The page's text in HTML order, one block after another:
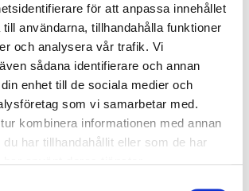
för att anpassa innehållet
användarna, tillhandahålla funktioner
och analysera vår trafik. Vi
sådana identifierare och annan
enhet till de sociala medier och
som vi samarbetar med.
kombinera informationen med annan
har tillhandahållit eller som de har
Temperaturgivare PT100 med clamp 2"
Temperaturgivare PT100 med
Temperaturgivare PT100 med
Temperaturgivare PT100 med